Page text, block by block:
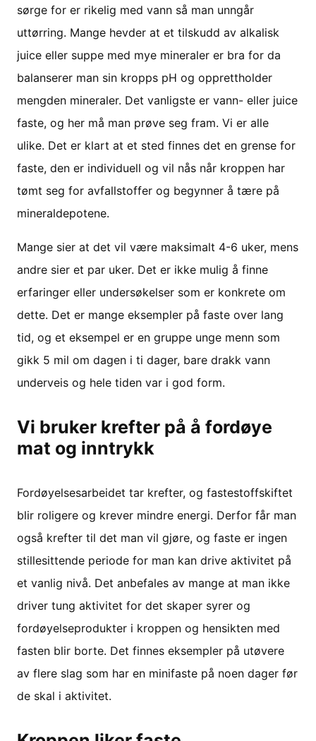
sørge for er rikelig med vann så man unngår
uttørring. Mange hevder at et tilskudd av alkalisk
juice eller suppe med mye mineraler er bra for da
balanserer man sin kropps pH og opprettholder
mengden mineraler. Det vanligste er vann- eller juice
faste, og her må man prøve seg fram. Vi er alle
ulike. Det er klart at et sted finnes det en grense for
faste, den er individuell og vil nås når kroppen har
tømt seg for avfallstoffer og begynner å tære på
mineraldepotene.
Mange sier at det vil være maksimalt 4-6 uker, mens
andre sier et par uker. Det er ikke mulig å finne
erfaringer eller undersøkelser som er konkrete om
dette. Det er mange eksempler på faste over lang
tid, og et eksempel er en gruppe unge menn som
gikk 5 mil om dagen i ti dager, bare drakk vann
underveis og hele tiden var i god form.
Vi bruker krefter på å fordøye
mat og inntrykk
Fordøyelsesarbeidet tar krefter, og fastestoffskiftet
blir roligere og krever mindre energi. Derfor får man
også krefter til det man vil gjøre, og faste er ingen
stillesittende periode for man kan drive aktivitet på
et vanlig nivå. Det anbefales av mange at man ikke
driver tung aktivitet for det skaper syrer og
fordøyelseprodukter i kroppen og hensikten med
fasten blir borte. Det finnes eksempler på utøvere
av flere slag som har en minifaste på noen dager før
de skal i aktivitet.